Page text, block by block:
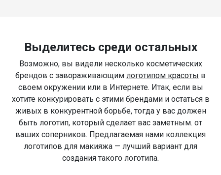
Выделитесь среди остальных
Возможно, вы видели несколько косметических
брендов с завораживающим логотипом красоты в
своем окружении или в Интернете. Итак, если вы
хотите конкурировать с этими брендами и остаться в
живых в конкурентной борьбе, тогда у вас должен
быть логотип, который сделает вас заметным. от
ваших соперников. Предлагаемая нами коллекция
логотипов для макияжа — лучший вариант для
создания такого логотипа.